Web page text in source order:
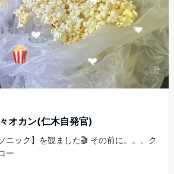
オカン(仁木自発官)
ニック】を観ました🎬 その前に。。。ク
ー